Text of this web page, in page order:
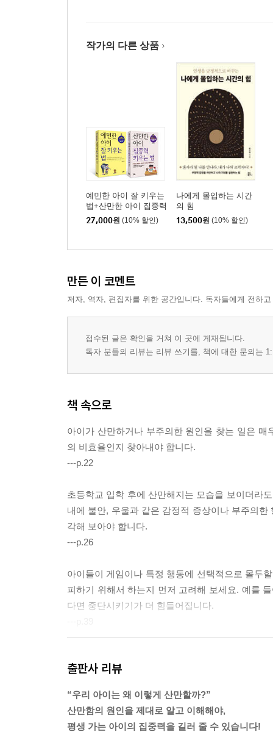
작가의 다른 상품
예민한 아이 잘 키우는
법+산만한 아이 집중력
키우는 법 세트
27,000원 (10% 할인)
나에게 몰입하는 시간
의 힘
13,500원 (10% 할인)
만든 이 코멘트
저자, 역자, 편집자를 위한 공간입니다. 독자들에게 전하
접수된 글은 확인을 거쳐 이 곳에 게재됩니다.
독자 분들의 리뷰는 리뷰 쓰기를, 책에 대한 문의는
책 속으로
아이가 산만하거나 부주의한 원인을 찾는 일은
의 비효율인지 찾아내야 합니다.
---p.22
초등학교 입학 후에 산만해지는 모습을 보이더라
내에 불안, 우울과 같은 감정적 증상이나 부주의한
각해 보아야 합니다.
---p.26
아이들이 게임이나 특정 행동에 선택적으로 몰두
피하기 위해서 하는지 먼저 고려해 보세요. 예를
다면 중단시키기가 더 힘들어집니다.
도움을 줘야 합니다. 아이를 부모의 기준에 맞춰
기억에 대한 연구들을 살펴보면 감정이 묻어 있
기억하게 됩니다. 긍정적인 감정을 통해 형성된
출판사 리뷰
“우리 아이는 왜 이렇게 산만할까?”
산만함의 원인을 제대로 알고 이해해야,
평생 가는 아이의 집중력을 길러 줄 수 있습니다!